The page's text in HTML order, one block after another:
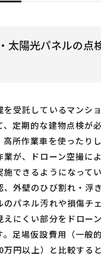
太陽光パネルの点
受託しているマンシ
、定期的な建物点検が
高所作業車を使ったり
業が、ドローン空撮に
できるようになってい
、外壁のひび割れ・浮
のパネル汚れや損傷チ
えにくい部分をドロー
。足場仮設費用（一般
円以上）と比較する